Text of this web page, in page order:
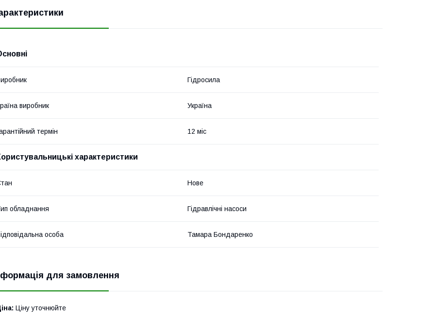
Гідросила
виробник Україна
термін 12 міс
характеристики
Нове
обладнання Гідравлічні насоси
особа Тамара Бондаренко
для замовлення
Ціну уточнюйте